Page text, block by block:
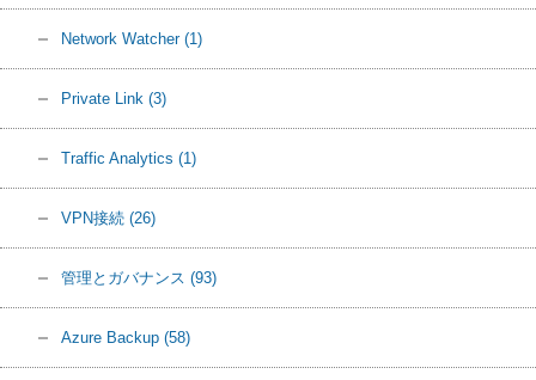
Network Watcher (1)
Private Link (3)
Traffic Analytics (1)
VPN接続 (26)
管理とガバナンス (93)
Azure Backup (58)